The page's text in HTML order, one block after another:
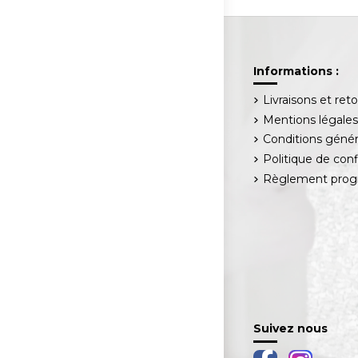
Informations :
Livraisons et
Mentions légales
Conditions
Politique de
Règlement
Suivez nous